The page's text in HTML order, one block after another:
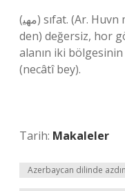
(ﻣﻬﻴ) sıfat. (Ar. Huvn meh ın mehі) “aşağılayıcı ve zelil”
den) değersiz, hor
alanın iki
(necâtî bey).
Tarih: Makaleler
Azerbaycan dilinde